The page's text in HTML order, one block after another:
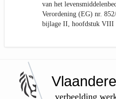
van het
Verordening (EG) nr.
bijlage II, hoofdstuk VIII
verbeelding